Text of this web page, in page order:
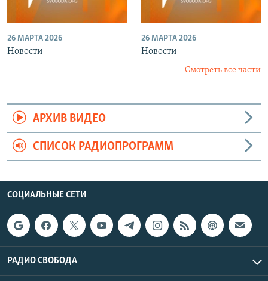
26 МАРТА 2026
Новости
26 МАРТА 2026
Новости
Смотреть все части
АРХИВ ВИДЕО
СПИСОК РАДИОПРОГРАММ
СОЦИАЛЬНЫЕ СЕТИ
РАДИО СВОБОДА